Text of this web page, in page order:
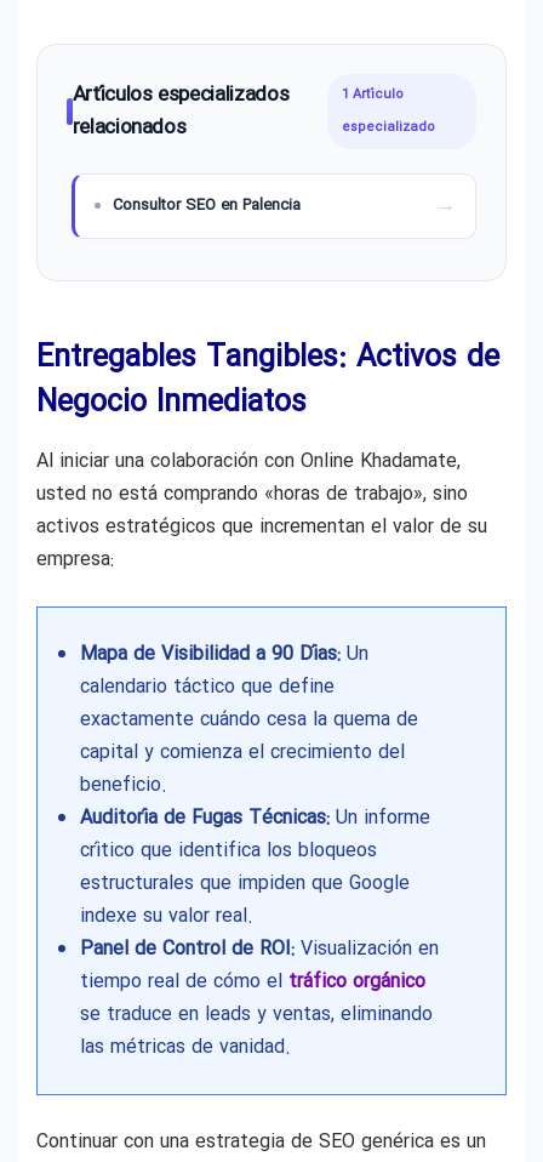
Artículos especializados
relacionados
1 Artículo
especializado
Consultor SEO en Palencia
Entregables Tangibles: Activos de
Negocio Inmediatos
Al iniciar una colaboración con Online Khadamate,
usted no está comprando «horas de trabajo», sino
activos estratégicos que incrementan el valor de su
empresa:
Mapa de Visibilidad a 90 Días: Un
calendario táctico que define
exactamente cuándo cesa la quema de
capital y comienza el crecimiento del
beneficio.
Auditoría de Fugas Técnicas: Un informe
crítico que identifica los bloqueos
estructurales que impiden que Google
indexe su valor real.
Panel de Control de ROI: Visualización en
tiempo real de cómo el tráfico orgánico
se traduce en leads y ventas, eliminando
las métricas de vanidad.
Continuar con una estrategia de SEO genérica es un